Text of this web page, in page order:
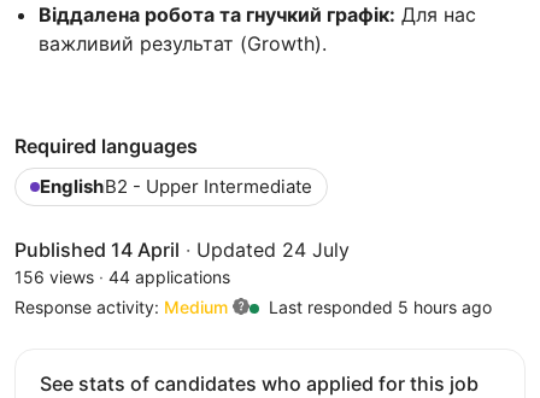
Віддалена робота та гнучкий графік: Для нас
важливий результат (Growth).
Required languages
EnglishB2 - Upper Intermediate
Published 14 April · Updated 24 July
156 views · 44 applications
Response activity: Medium Last responded 5 hours ago
See stats of candidates who applied for this job